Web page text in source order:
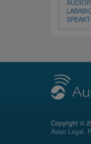
Copyright ©
Aviso Legal.